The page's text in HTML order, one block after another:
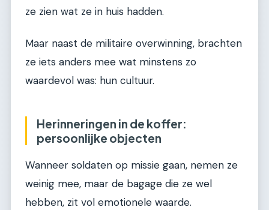
ze zien wat ze in huis hadden.
Maar naast de militaire overwinning, brachten
ze iets anders mee wat minstens zo
waardevol was: hun cultuur.
Herinneringen in de koffer:
persoonlijke objecten
Wanneer soldaten op missie gaan, nemen ze
weinig mee, maar de bagage die ze wel
hebben, zit vol emotionele waarde.